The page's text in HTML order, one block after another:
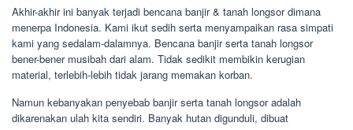
Akhir-akhir ini banyak terjadi bencana banjir & tanah longsor dimana
menerpa Indonesia. Kami ikut sedih serta menyampaikan rasa simpati
kami yang sedalam-dalamnya. Bencana banjir serta tanah longsor
bener-bener musibah dari alam. Tidak sedikit membikin kerugian
material, terlebih-lebih tidak jarang memakan korban.
Namun kebanyakan penyebab banjir serta tanah longsor adalah
dikarenakan ulah kita sendiri. Banyak hutan digunduli, dibuat